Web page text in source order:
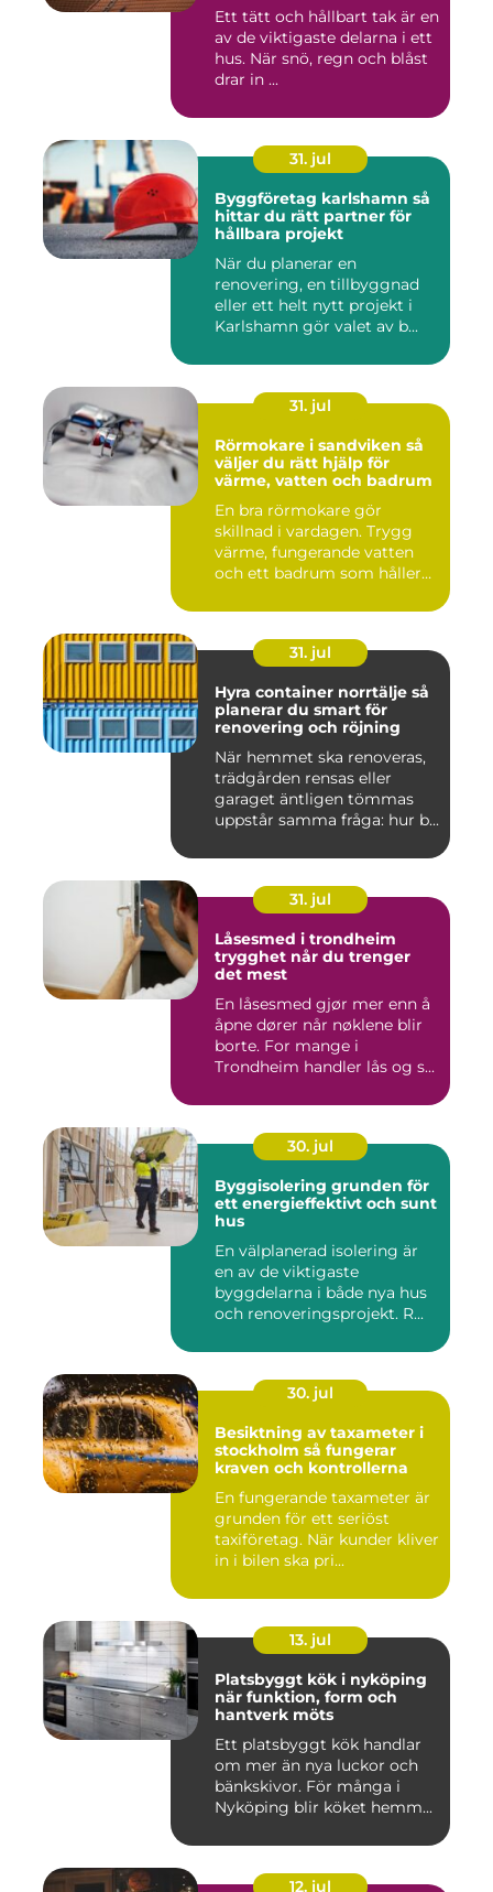
Ett tätt och hållbart tak är en
av de viktigaste delarna i ett
hus. När snö, regn och blåst
drar in ...
31. jul
Byggföretag karlshamn så
hittar du rätt partner för
hållbara projekt
När du planerar en
renovering, en tillbyggnad
eller ett helt nytt projekt i
Karlshamn gör valet av b...
31. jul
Rörmokare i sandviken så
väljer du rätt hjälp för
värme, vatten och badrum
En bra rörmokare gör
skillnad i vardagen. Trygg
värme, fungerande vatten
och ett badrum som håller
31. jul
Hyra container norrtälje så
planerar du smart för
renovering och röjning
När hemmet ska renoveras,
trädgården rensas eller
garaget äntligen tömmas
uppstår samma fråga: hur b...
31. jul
Låsesmed i trondheim
trygghet når du trenger
det mest
En låsesmed gjør mer enn å
åpne dører når nøklene blir
borte. For mange i
Trondheim handler lås og s...
30. jul
Byggisolering grunden för
ett energieffektivt och sunt
hus
En välplanerad isolering är
en av de viktigaste
byggdelarna i både nya hus
och renoveringsprojekt. R...
30. jul
Besiktning av taxameter i
stockholm så fungerar
kraven och kontrollerna
En fungerande taxameter är
grunden för ett seriöst
taxiföretag. När kunder kliver
in i bilen ska pri...
13. jul
Platsbyggt kök i nyköping
när funktion, form och
hantverk möts
Ett platsbyggt kök handlar
om mer än nya luckor och
bänkskivor. För många i
Nyköping blir köket hemm...
12. jul